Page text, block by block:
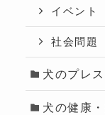
イベント
社会問題
犬のプレ
犬の健康